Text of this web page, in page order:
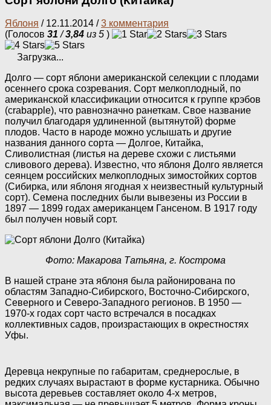
Яблоня / 12.11.2014 /3 комментария
(Голосов 31 /3,84 из 5 )
Загрузка...
Долго — сорт яблони американской селекции с плодами
осеннего срока созревания. Сорт мелкоплодный, по
американской классификации относится к группе крэбов
(crabapple), что равнозначно ранеткам. Свое название
получил благодаря удлиненной (вытянутой) форме
плодов. Часто в народе можно услышать и другие
названия данного сорта — Долгое, Китайка,
Сливолистная (листья на дереве схожи с листьями
сливового дерева). Известно, что яблоня Долго является
сеянцем российских мелкоплодных зимостойких сортов
(Сибирка, или яблоня ягодная x неизвестный культурный
сорт). Семена последних были вывезены из России в
1897 — 1899 годах американцем Гансеном. В 1917 году
был получен новый сорт.
Фото: Макарова Татьяна, г. Кострома
В нашей стране эта яблоня была районирована по
областям Западно-Сибирского, Восточно-Сибирского,
Северного и Северо-Западного регионов. В 1950 —
1970-х годах сорт часто встречался в посадках
коллективных садов, произрастающих в окрестностях
Уфы.
Деревца некрупные по габаритам, среднерослые, в
редких случаях вырастают в форме кустарника. Обычно
высота деревьев составляет около 4-х метров,